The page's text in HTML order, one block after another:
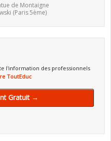
de Montaigne
(Paris 5ème)
l'information des professionnels
ToutEduc
Gratuit →